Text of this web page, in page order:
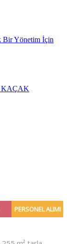
Bir Yönetim İçin
KAÇAK